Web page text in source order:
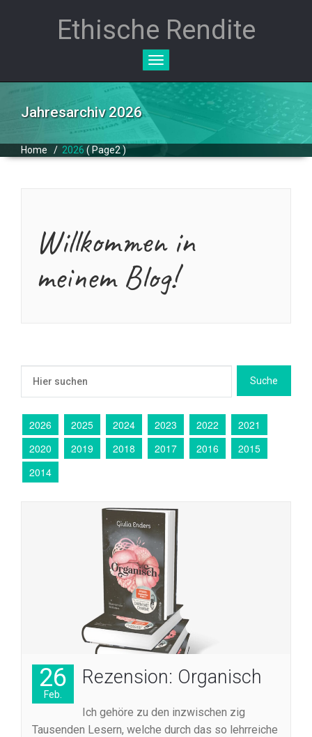
Ethische Rendite
Toggle
Jahresarchiv 2026
Home / 2026 ( Page2 )
Willkommen in
meinem Blog!
2026 2025 2024 2023 2022
2021
2020
2019 2018 2017 2016
2015
2014
26
Feb.
Rezension: Organisch
Ich gehöre zu den inzwischen zig
Tausenden Lesern, welche durch das so lehrreiche